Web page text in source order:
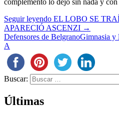
Seguir leyendo EL LOBO SE
APARECIÓ ASCENZI →
Defensores de BelgranoGimnasia y
A
Buscar:
Últimas